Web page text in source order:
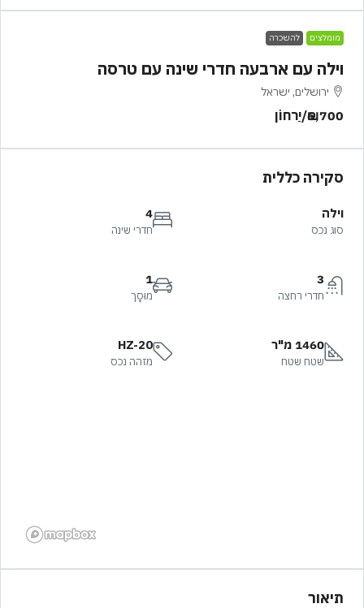
מומלצים להשכרה
וילה עם ארבעה חדרי שינה עם טרסה
ירושלים, ישראל
₪6,700/יַרחוֹן
סקירה כללית
וילה
סוג נכס
4
חדרי שינה
3
חדרי רחצה
1
מוּסָך
1460 מ"ר
שטח שטח
HZ-20
מזהה נכס
תיאור